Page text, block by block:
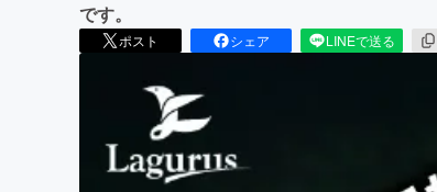
です。
ポスト シェア LINEで送る